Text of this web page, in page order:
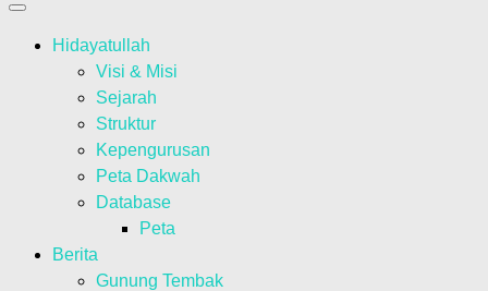
Hidayatullah
Visi & Misi
Sejarah
Struktur
Kepengurusan
Peta Dakwah
Database
Peta
Berita
Gunung Tembak